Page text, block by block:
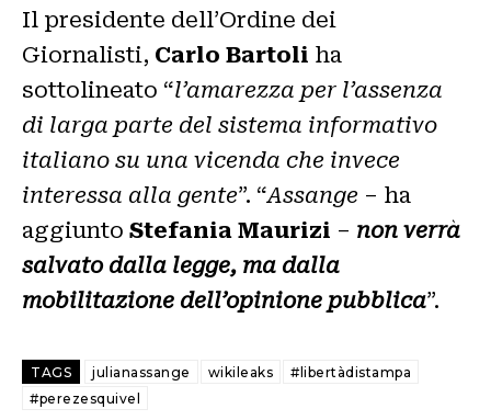
Il presidente dell’Ordine dei
Giornalisti, Carlo Bartoli ha
sottolineato “l’amarezza per l’assenza
di larga parte del sistema informativo
italiano su una vicenda che invece
interessa alla gente”. “Assange – ha
aggiunto Stefania Maurizi – non verrà
salvato dalla legge, ma dalla
mobilitazione dell’opinione pubblica”.
TAGS julianassange wikileaks
#libertàdistampa
#perezesquivel